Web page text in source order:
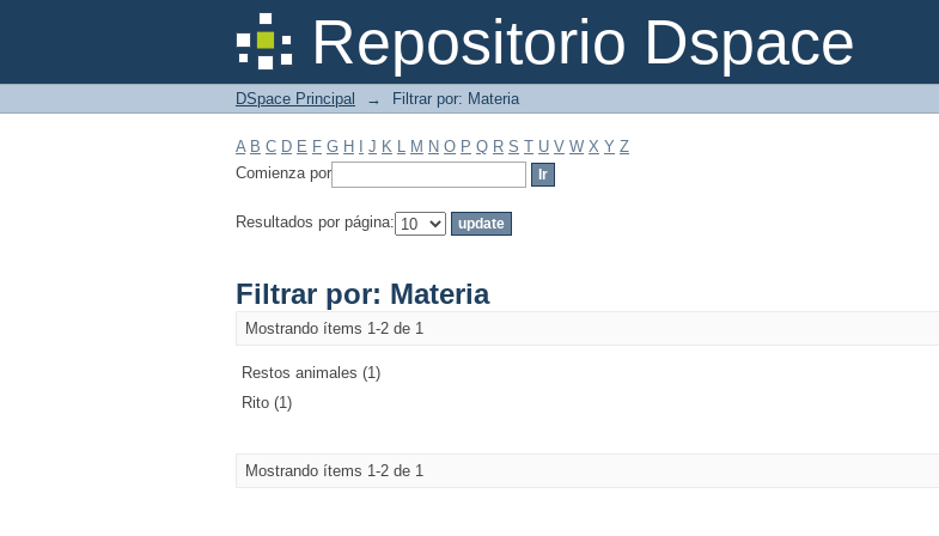
Repositorio Dspace
Filtrar por: Materia
DSpace Principal → Filtrar por: Materia
A B C D E F G H J K L M N O P Q R S T U V W X Y Z
Comienza por
Resultados por página:
Filtrar por: Materia
Mostrando ítems 1-2 de 1
Restos animales (1)
Rito (1)
Mostrando ítems 1-2 de 1